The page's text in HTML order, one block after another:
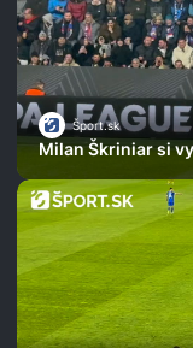
Šport.sk
Milan Škriniar si